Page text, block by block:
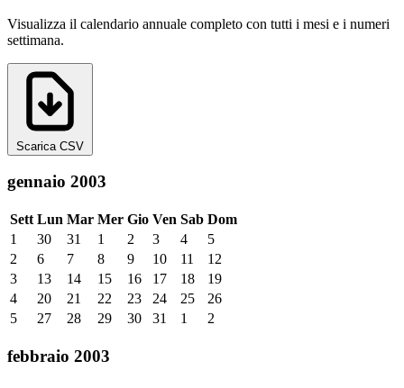
Visualizza il calendario annuale completo con tutti i mesi e i numeri
settimana.
Scarica CSV
gennaio 2003
Sett Lun Mar Mer Gio Ven Sab Dom
1
30 31 1 2 3 4
5
2
6 7 8 9 10 11
12
3
13 14 15 16 17 18
19
4
20 21 22 23 24 25
26
5
27 28 29 30 31 1 2
febbraio 2003